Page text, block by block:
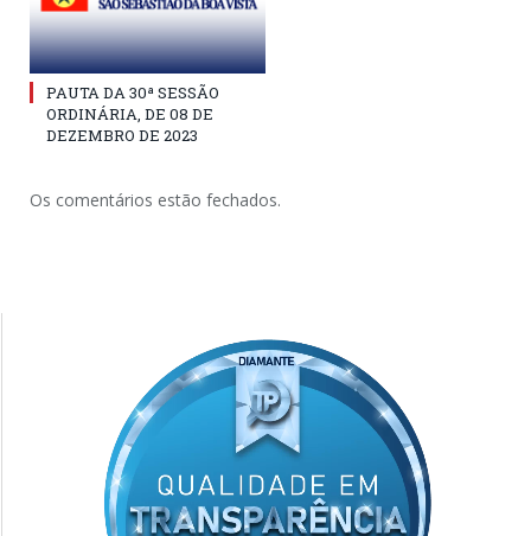
PAUTA DA 30ª SESSÃO
ORDINÁRIA, DE 08 DE
DEZEMBRO DE 2023
Os comentários estão fechados.